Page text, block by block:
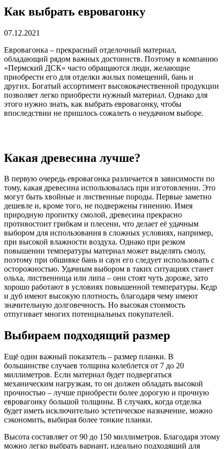
Как выбрать евровагонку
07.12.2021
Евровагонка – прекрасный отделочный материал,
обладающий рядом важных достоинств. Поэтому в компанию
«Пермский ДСК» часто обращаются люди, желающие
приобрести его для отделки жилых помещений, бань и
других. Богатый ассортимент высококачественной продукции
позволяет легко приобрести нужный материал. Однако для
этого нужно знать, как выбрать евровагонку, чтобы
впоследствии не пришлось сожалеть о неудачном выборе.
Какая древесина лучше?
В первую очередь евровагонка различается в зависимости по
тому, какая древесина использовалась при изготовлении. Это
могут быть хвойные и лиственные породы. Первые заметно
дешевле и, кроме того, не подвержены гниению. Имея
природную пропитку смолой, древесина прекрасно
противостоит грибкам и плесени, что делает её удачным
выбором для использования в сложных условиях, например,
при высокой влажности воздуха. Однако при резком
повышении температуры материал может выделять смолу,
поэтому при обшивке бань и саун его следует использовать с
осторожностью. Удачным выбором в таких ситуациях станет
ольха, лиственница или липа – они стоят чуть дороже, зато
хорошо работают в условиях повышенной температуры. Кедр
и дуб имеют высокую плотность, благодаря чему имеют
значительную долговечность. Но высокая стоимость
отпугивает многих потенциальных покупателей.
Выбираем подходящий размер
Ещё один важный показатель – размер планки. В
большинстве случаев толщина колеблется от 7 до 20
миллиметров. Если материал будет подвергаться
механическим нагрузкам, то он должен обладать высокой
прочностью – лучше приобрести более дорогую и прочную
евровагонку большой толщины. В случаях, когда отделка
будет иметь исключительно эстетическое назначение, можно
сэкономить, выбирая более тонкие планки.
Высота составляет от 90 до 150 миллиметров. Благодаря этому
можно легко выбрать вариант, идеально подходящий для